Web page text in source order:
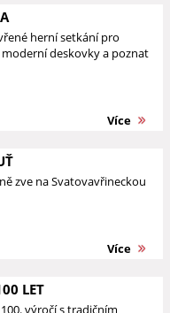
herní setkání pro
deskovky a poznat
Více
zve na Svatovavřineckou
Více
LET
výročí s tradičním